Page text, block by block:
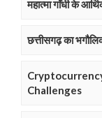
महात्मा गाॅंधी के
छत्तीसगढ़ का
Challenges